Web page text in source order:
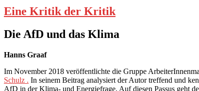
Eine Kritik der Kritik
Die AfD und das Klima
Hanns Graaf
Im November 2018 veröffentlichte die Gruppe
Schulz . In seinem Beitrag analysiert der Autor treffend und
AfD in der Klima- und Energiefrage. Auf diesen Passus geht